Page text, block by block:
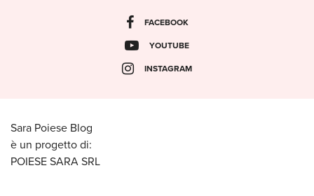
FACEBOOK
YOUTUBE
INSTAGRAM
Sara Poiese Blog
è un progetto di:
POIESE SARA SRL